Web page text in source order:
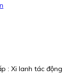
: Xi lanh tác động